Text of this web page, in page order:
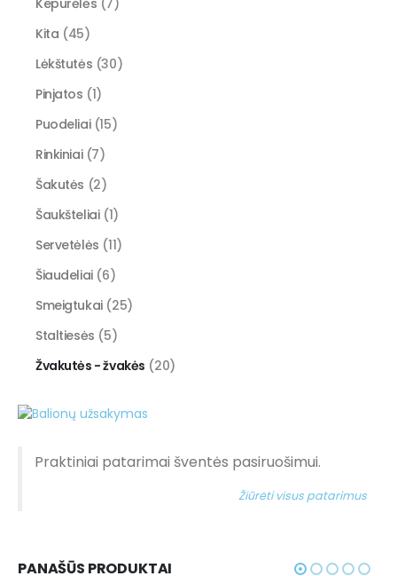
Kepurėlės (7)
Kita (45)
Lėkštutės (30)
Pinjatos (1)
Puodeliai (15)
Rinkiniai (7)
Šakutės (2)
Šaukšteliai (1)
Servetėlės (11)
Šiaudeliai (6)
Smeigtukai (25)
Staltiesės (5)
Žvakutės - žvakės (20)
Praktiniai patarimai šventės pasiruošimui.
Žiūrėti visus patarimus
PANAŠŪS PRODUKTAI